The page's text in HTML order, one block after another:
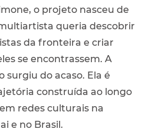
o projeto nasceu de
queria descobrir
da fronteira e criar
se encontrassem. A
surgiu do acaso. Ela é
construída ao longo
redes culturais na
e no Brasil.